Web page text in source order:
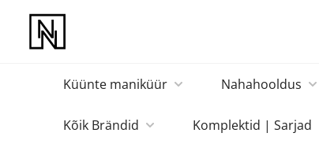
Küünte maniküür Nahahooldus
Kõik Brändid Komplektid | Sarjad